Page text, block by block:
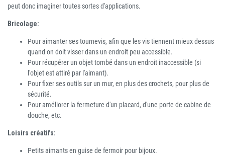
peut donc imaginer toutes sortes d'applications.
Bricolage:
Pour aimanter ses tournevis, afin que les vis tiennent mieux dessus
quand on doit visser dans un endroit peu accessible.
Pour récupérer un objet tombé dans un endroit inaccessible (si
l'objet est attiré par l'aimant).
Pour fixer ses outils sur un mur, en plus des crochets, pour plus de
sécurité.
Pour améliorer la fermeture d'un placard, d'une porte de cabine de
douche, etc.
Loisirs créatifs:
Petits aimants en guise de fermoir pour bijoux.